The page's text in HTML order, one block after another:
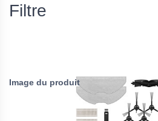
Filtre